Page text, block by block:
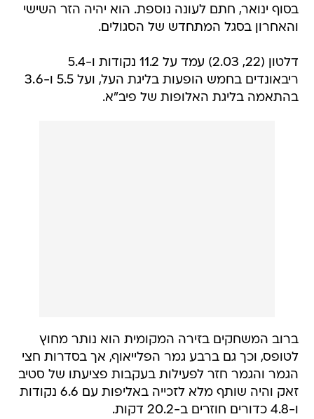
בסוף ינואר, חתם לעונה נוספת. הוא יהיה הזר השישי
והאחרון בסגל המתחדש של הסגולים.
דלטון (22, 2.03) עמד על 11.2 נקודות ו-5.4
ריבאונדים בחמש הופעות בליגת העל, ועל 5.5 ו-3.6
בהתאמה בליגת האלופות של פיב"א.
ברוב המשחקים בזירה המקומית הוא נותר מחוץ
לטופס, וכך גם ברבע גמר הפלייאוף, אך בסדרות חצי
הגמר והגמר חזר לפעילות בעקבות פציעתו של סטיב
זאק והיה שותף מלא לזכייה באליפות עם 6.6 נקודות
ו-4.8 כדורים חוזרים ב-20.2 דקות.